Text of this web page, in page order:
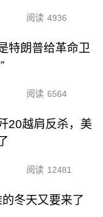
阅读 4936
特朗普给革命卫
阅读 6564
20越肩反杀，美
阅读 12481
冬天又要来了